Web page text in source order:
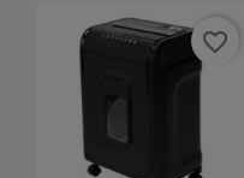
favorite_border